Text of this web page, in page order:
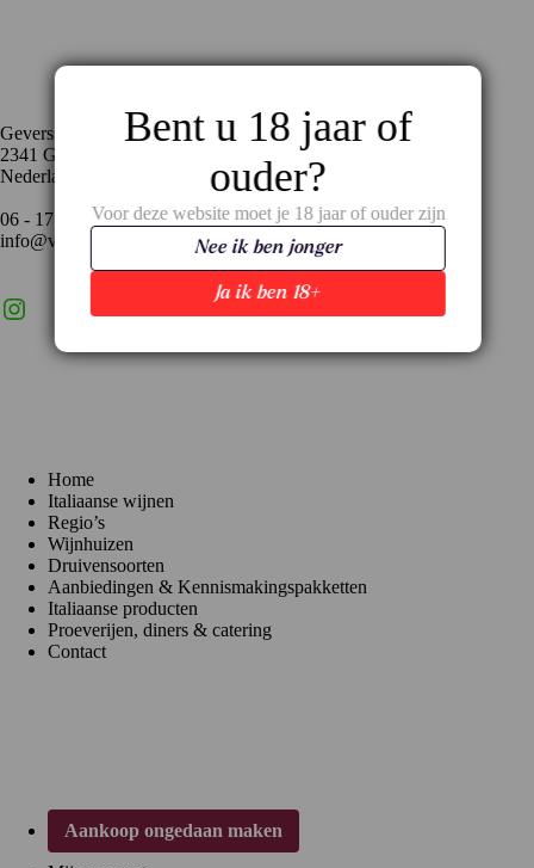
Geversstraat 35
2341 GA Oegstgeest
Nederland
06 - 17 59 02 94
info@vinopronto.nl
InstagramLinkedIn
Home
Italiaanse wijnen
Regio’s
Wijnhuizen
Druivensoorten
Aanbiedingen & Kennismakingspakketten
Italiaanse producten
Proeverijen, diners & catering
Contact
Aankoop ongedaan maken
Bent u 18 jaar of
ouder?
Voor deze website moet je 18 jaar of ouder zijn
Ja ik ben 18+
Nee ik ben jonger